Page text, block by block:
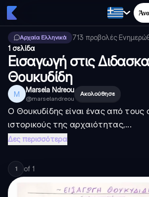
Αρχαία Ελληνικά 713 προβολές·
1 σελίδα
Εισαγωγή στις
Θουκυδίδη
M Marsela Ndreou
@marselandreou
Ακολούθησε
Ο Θουκυδίδης είναι ένας από τους
ιστορικούς της αρχαιότητας,...
Δες περισσότερα
1 of 1